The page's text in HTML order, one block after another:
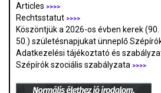
Articles >>>>
Rechtsstatut >>>>
Köszöntjük a 2026-os évben kerek (90.
50.) születésnapjukat ünneplő
Adatkezelési tájékoztató és
Szépírók szociális szabályzata >>>>